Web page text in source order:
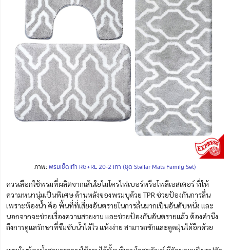
ภาพ:พรมเช็ดเท้า RG+RL 20-2 เทา (ชุด Stellar Mats Family Set)
ควรเลือกใช้พรมที่ผลิตจากเส้นใยไมโครไฟเบอร์หรือโพลีเอสเตอร์ ที่ให้
ความหนานุ่มเป็นพิเศษด้านหลังของพรมบุด้วย TPR ช่วยป้องกันการลื่น
เพราะห้องน้ำ คือ พื้นที่ที่เสี่ยงอันตรายในการลื่นมากเป็นอันดับหนึ่ง และ
นอกจากจะช่วยเรื่องความสวยงาม และช่วยป้องกันอันตรายแล้ว ต้องคำนึง
ถึงการดูแลรักษาที่ซึมซับน้ำได้ไว แห้งง่าย สามารถซักและดูดฝุ่นได้อีกด้วย